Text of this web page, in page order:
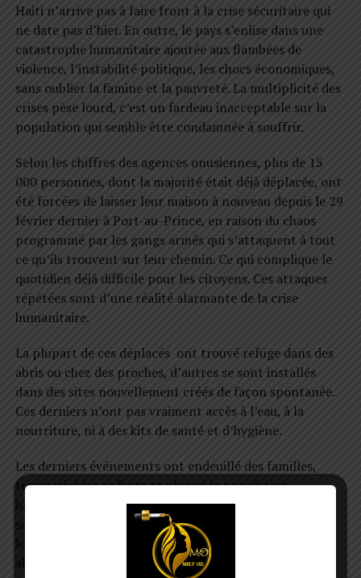
Haiti n’arrive pas à faire front à la crise sécuritaire qui
ne date pas d’hier. En outre, le pays s’enlise dans une
catastrophe humanitaire ajoutée aux flambées de
violence, l’instabilité politique, les chocs économiques,
sans oublier la famine et la pauvreté. La multiplicité des
crises pèse lourd, c’est un fardeau inacceptable sur la
population qui semble être condamnée à souffrir.
Selon les chiffres des agences onusiennes, plus de 15
000 personnes, dont la majorité était déjà déplacée, ont
été forcées de laisser leur maison à nouveau depuis le 29
février dernier à Port-au-Prince, en raison du chaos
programmé par les gangs armés qui s’attaquent à tout
ce qu’ils trouvent sur leur chemin. Ce qui complique le
quotidien déjà difficile pour les citoyens. Ces attaques
répétées sont d’une réalité alarmante de la crise
humanitaire.
La plupart de ces déplacés ont trouvé refuge dans des
abris ou chez des proches, d’autres se sont installés
dans des sites nouvellement créés de façon spontanée.
Ces derniers n’ont pas vraiment accès à l’eau, à la
nourriture, ni à des kits de santé et d’hygiène.
Les derniers événements ont endeuillé des familles,
traumatisé les enfants et plongé la population
haïtienne dans le désarroi. Les citoyens se retrouvent
sans protection ni sécurité, exposés à tous risques car
les autorités gouvernementales et policières sont des
abonnés absents.